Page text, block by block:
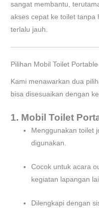
sangat membantu,
akses cepat ke toilet tanpa
terlalu jauh.
Pilihan Mobil Toilet
Kami menawarkan dua
bisa disesuaikan dengan
1. Mobil Toilet
Menggunakan toilet
digunakan.
Cocok untuk acara
kegiatan lapangan
Dilengkapi dengan